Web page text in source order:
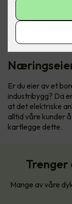
Det er et økende
stadig flere
bedriftseiere
næringskontroll
Er du eier av et
industribygg? Da
at det elektriske
alltid våre kunder
kartlegge dette.
Trenger
Mange av våre